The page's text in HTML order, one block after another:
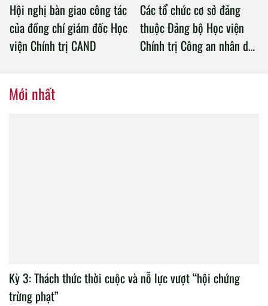
Hội nghị bàn giao công tác
của đồng chí giám đốc Học
viện Chính trị CAND
Các tổ chức cơ sở đảng
thuộc Đảng bộ Học viện
Chính trị Công an nhân dân
Mới nhất
Kỳ 3: Thách thức thời cuộc và nỗ lực vượt “hội chứng
trừng phạt”